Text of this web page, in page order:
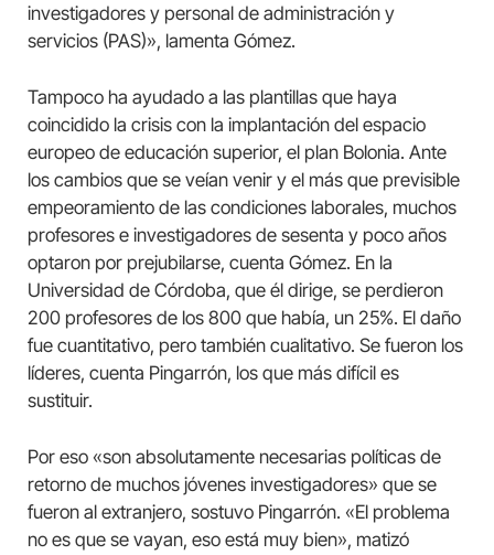
investigadores y personal de administración y
servicios (PAS)», lamenta Gómez.
Tampoco ha ayudado a las plantillas que haya
coincidido la crisis con la implantación del espacio
europeo de educación superior, el plan Bolonia. Ante
los cambios que se veían venir y el más que previsible
empeoramiento de las condiciones laborales, muchos
profesores e investigadores de sesenta y poco años
optaron por prejubilarse, cuenta Gómez. En la
Universidad de Córdoba, que él dirige, se perdieron
200 profesores de los 800 que había, un 25%. El daño
fue cuantitativo, pero también cualitativo. Se fueron los
líderes, cuenta Pingarrón, los que más difícil es
sustituir.
Por eso «son absolutamente necesarias políticas de
retorno de muchos jóvenes investigadores» que se
fueron al extranjero, sostuvo Pingarrón. «El problema
no es que se vayan, eso está muy bien», matizó